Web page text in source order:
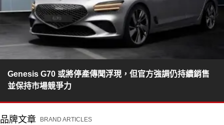
Genesis G70 或將停產傳聞浮現，但官方強調仍持續銷售
並保持市場競爭力
品牌文章 BRAND ARTICLES